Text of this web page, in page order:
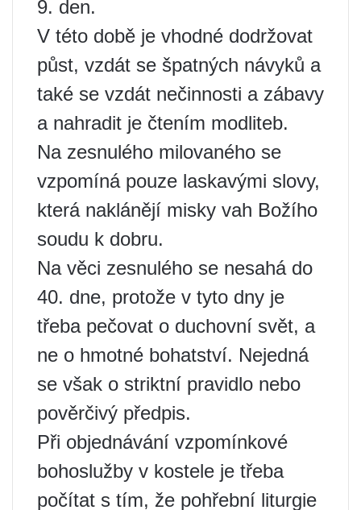
9. den.
V této době je vhodné dodržovat
půst, vzdát se špatných návyků a
také se vzdát nečinnosti a zábavy
a nahradit je čtením modliteb.
Na zesnulého milovaného se
vzpomíná pouze laskavými slovy,
která naklánějí misky vah Božího
soudu k dobru.
Na věci zesnulého se nesahá do
40. dne, protože v tyto dny je
třeba pečovat o duchovní svět, a
ne o hmotné bohatství. Nejedná
se však o striktní pravidlo nebo
pověrčivý předpis.
Při objednávání vzpomínkové
bohoslužby v kostele je třeba
počítat s tím, že pohřební liturgie